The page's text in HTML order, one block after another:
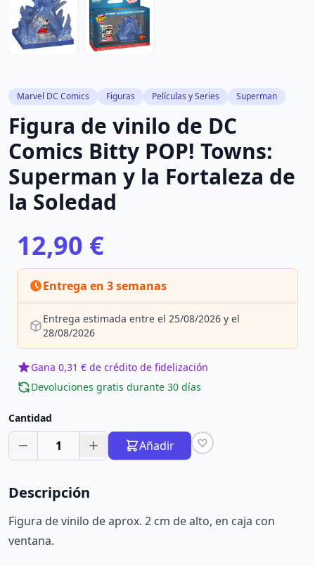
Marvel DC Comics Figuras Películas y Series Superman
Figura de vinilo de DC
Comics Bitty POP! Towns:
Superman y la Fortaleza de
la Soledad
12,90 €
Entrega en 3 semanas
Entrega estimada entre el 25/08/2026 y el
28/08/2026
Gana 0,31 € de crédito de fidelización
Devoluciones gratis durante 30 días
Cantidad
1 Añadir
Descripción
Figura de vinilo de aprox. 2 cm de alto, en caja con
ventana.